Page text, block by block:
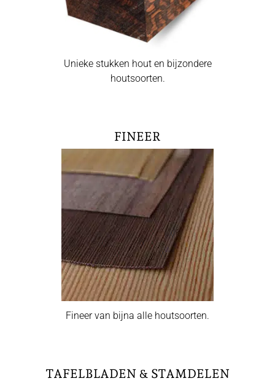
Unieke stukken hout en bijzondere
houtsoorten.
FINEER
Fineer van bijna alle houtsoorten.
TAFELBLADEN & STAMDELEN